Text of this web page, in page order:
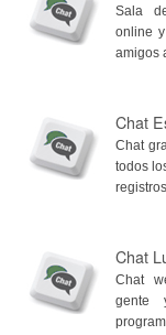
Sala
online
amigos
Chat
Chat
todos
registros.
Chat
Chat
gente